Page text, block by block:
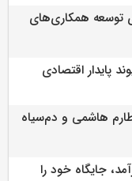
توسعه همکاری‌های
پایدار اقتصادی
طارم هاشمی و دم‌سیاه
درصدی درآمد، جایگاه خود را